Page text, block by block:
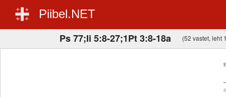
Piibel.NET
Ps 77;Ii 5:8-27;1Pt 3:8-18a (52 vastet, leht
8